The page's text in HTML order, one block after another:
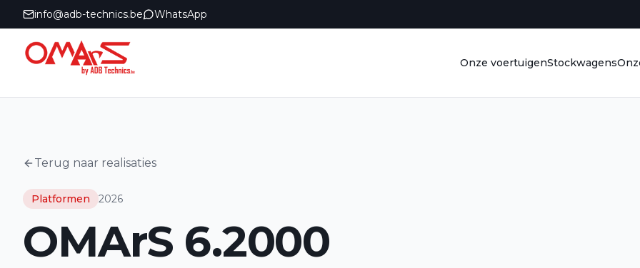
info@adb-technics.be WhatsApp
Onze voertuigenStockwagens
Terug naar realisaties
Platformen 2026
OMArS 6.2000